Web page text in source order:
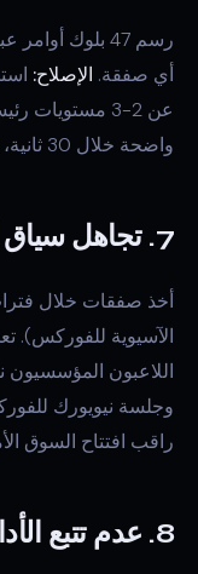
أي صفقة. الإصلاح:
عن 2-3
واضحة خلال 30 ثانية، انتقل إلى الأصل التالي.
7. تجاهل سياق الجلسة
أخذ صفقات خلال
اللاعبون
وجلسة نيويورك
راقب افتتاح السوق
8. عدم تتبع الأداء